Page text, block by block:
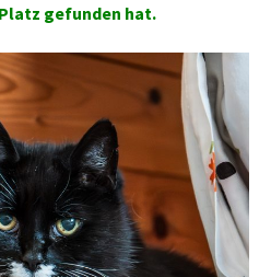
gefunden hat.